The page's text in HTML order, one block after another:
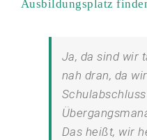
Ausbildungsplatz
Ja, da sind wir
nah dran, da
Das heißt, wir